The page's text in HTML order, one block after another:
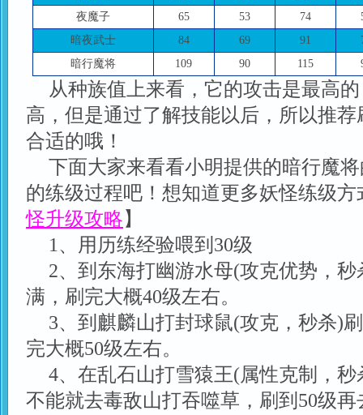
夜魔子
65 53 74
暗夜武士
84 69 91
暗行魔将
109 90 115
从种族值上来看，它的攻击是最高
高，但是通过了解技能以后，所以推
合适的哦！
下面大家来看看小明提供的暗行魔
的练级过程吧！想知道更多妖怪练级
怪升级攻略】
1、用历练经验喂到30级
2、到东海打幽游水母(攻克优势，
满，刷完大概40级左右。
3、到麒麟山打封球鼠(攻克，秒杀)
完大概50级左右。
4、在乱石山打雪猿王(属性克制，
不能就去毒敌山打吞噬草，刷到50级